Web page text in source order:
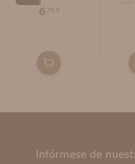
By Bombo E-
Liquids
6 ,75 €
Infórmese de